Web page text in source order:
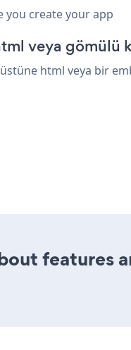
you create your app
veya gömülü
html veya bir
features